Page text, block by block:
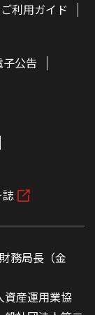
ご利用ガイド
子公告
務局長（金
資産運用業協